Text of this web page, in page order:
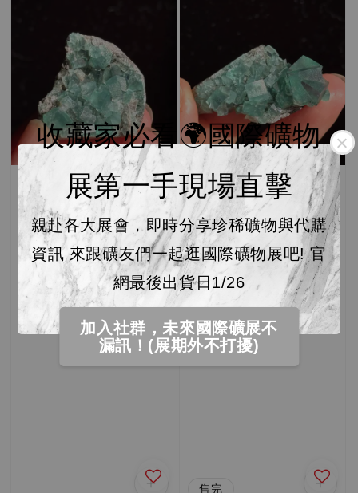
收藏家必看🌍國際礦物
展第一手現場直擊
親赴各大展會，即時分享珍稀礦物與代購
資訊 來跟礦友們一起逛國際礦物展吧! 官
網最後出貨日1/26
加入社群，未來國際礦展不
漏訊！(展期外不打擾)
售完